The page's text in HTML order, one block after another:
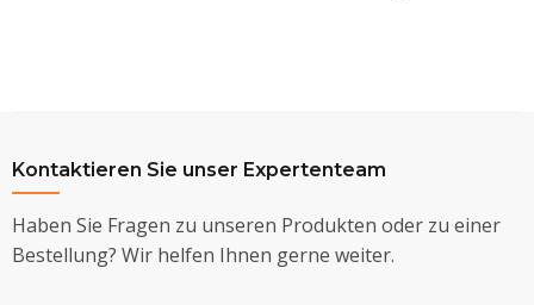
Kontaktieren Sie unser Expertenteam
Haben Sie Fragen zu unseren Produkten oder zu einer
Bestellung? Wir helfen Ihnen gerne weiter.